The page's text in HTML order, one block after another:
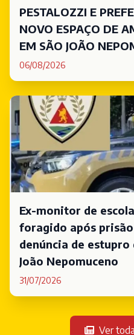
PESTALOZZI E
NOVO ESPAÇO DE
EM SÃO JOÃO
06/08/2026
Ex-monitor de
foragido após
denúncia de
João Nepomuceno
31/07/2026
Ver